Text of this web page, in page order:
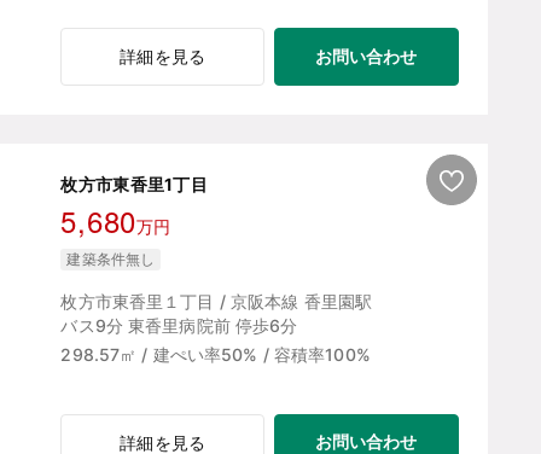
詳細を見る お問い合わせ
枚方市東香里1丁目
5,680万円
建築条件無し
枚方市東香里１丁目 / 京阪本線 香里園駅
バス9分 東香里病院前 停歩6分
298.57㎡ / 建ぺい率50% / 容積率100%
詳細を見る お問い合わせ